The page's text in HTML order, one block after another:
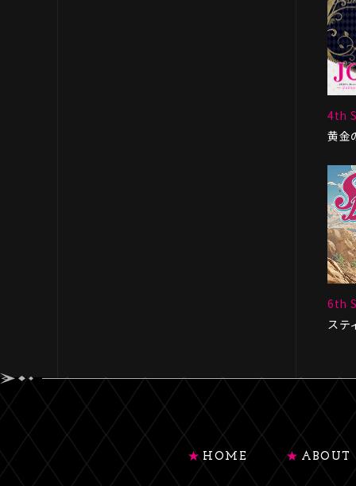
4th
黄金
6th
ステ
HOME ABOUT